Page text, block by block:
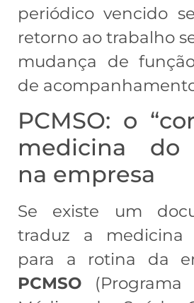
periódico vencido
retorno ao trabalho
mudança de
de
PCMSO: o
medicina do
na empresa
Se existe um
traduz a medicina
para a rotina da
PCMSO (Programa